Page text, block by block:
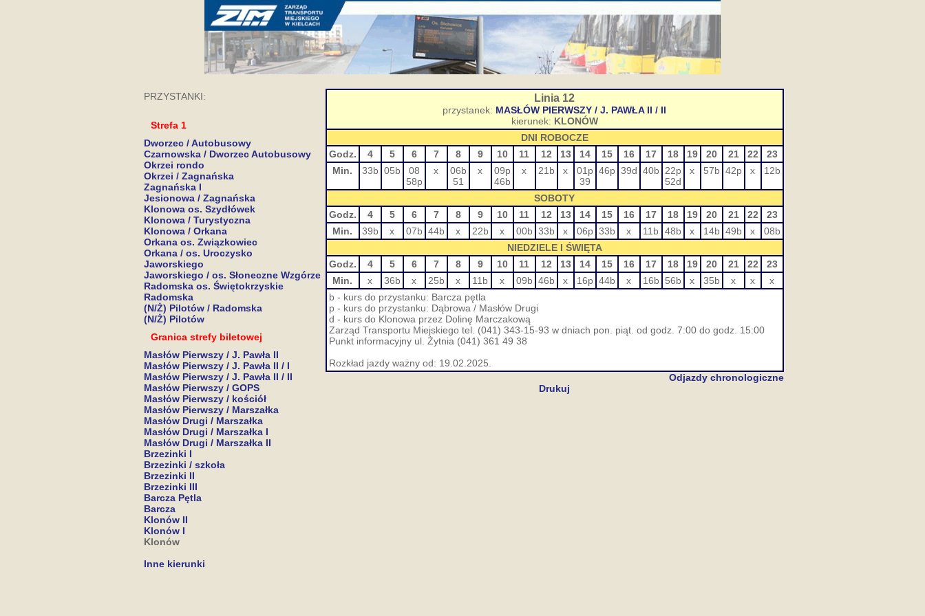
PRZYSTANKI:
Strefa 1
Dworzec / Autobusowy
Czarnowska / Dworzec Autobusowy
Okrzei rondo
Okrzei / Zagnańska
Zagnańska I
Jesionowa / Zagnańska
Klonowa os. Szydłówek
Klonowa / Turystyczna
Klonowa / Orkana
Orkana os. Związkowiec
Orkana / os. Uroczysko
Jaworskiego
Jaworskiego / os. Słoneczne Wzgórze
Radomska os. Świętokrzyskie
Radomska
(N/Ż) Pilotów / Radomska
(N/Ż) Pilotów
Granica strefy biletowej
Masłów Pierwszy / J. Pawła II
Masłów Pierwszy / J. Pawła II / I
Masłów Pierwszy / J. Pawła II / II
Masłów Pierwszy / GOPS
Masłów Pierwszy / kościół
Masłów Pierwszy / Marszałka
Masłów Drugi / Marszałka
Masłów Drugi / Marszałka I
Masłów Drugi / Marszałka II
Brzezinki I
Brzezinki / szkoła
Brzezinki II
Brzezinki III
Barcza Pętla
Barcza
Klonów II
Klonów I
Klonów
Inne kierunki
Linia 12
przystanek: MASŁÓW PIERWSZY / J. PAWŁA II / II
kierunek: KLONÓW
DNI ROBOCZE
Godz.
4 5 6 7 8 9 10 11 12 13 14 15 16 17 18 19 20 21 22
23
Min.
33b 05b
08
58p
x
06b
51
x
09p
46b
x 21b x
01p
39
46p 39d 40b 22p
52d
x 57b 42p x 12b
SOBOTY
Godz.
4 5 6 7 8 9 10 11 12 13 14 15 16 17 18 19 20 21 22
23
Min.
39b x 07b 44b x 22b x 00b 33b x 06p 33b x 11b 48b x 14b 49b x
08b
NIEDZIELE I ŚWIĘTA
Godz.
4 5 6 7 8 9 10 11 12 13 14 15 16 17 18 19 20 21 22
23
Min.
x 36b x 25b x 11b x 09b 46b x 16p 44b x 16b 56b x 35b x x
x
b - kurs do przystanku: Barcza pętla
p - kurs do przystanku: Dąbrowa / Masłów Drugi
d - kurs do Klonowa przez Dolinę Marczakową
Zarząd Transportu Miejskiego tel. (041) 343-15-93 w dniach pon. piąt. od godz. 7:00 do godz. 15:00
Punkt informacyjny ul. Żytnia (041) 361 49 38
Rozkład jazdy ważny od: 19.02.2025.
Odjazdy chronologiczne
Drukuj